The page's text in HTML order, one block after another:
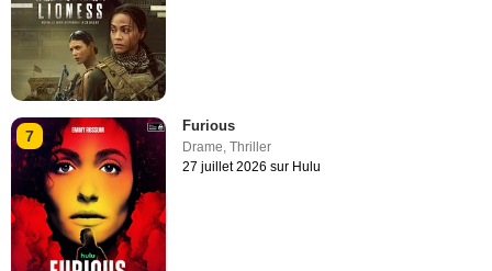
7
Furious
Drame,Thriller
27 juillet 2026 sur Hulu